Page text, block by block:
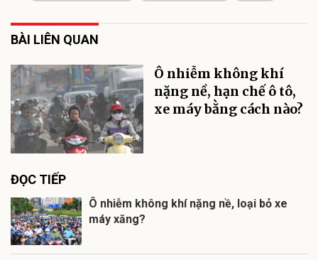
BÀI LIÊN QUAN
Ô nhiễm không khí
nặng nề, hạn chế ô tô,
xe máy bằng cách nào?
ĐỌC TIẾP
Ô nhiễm không khí nặng nề, loại bỏ xe
máy xăng?